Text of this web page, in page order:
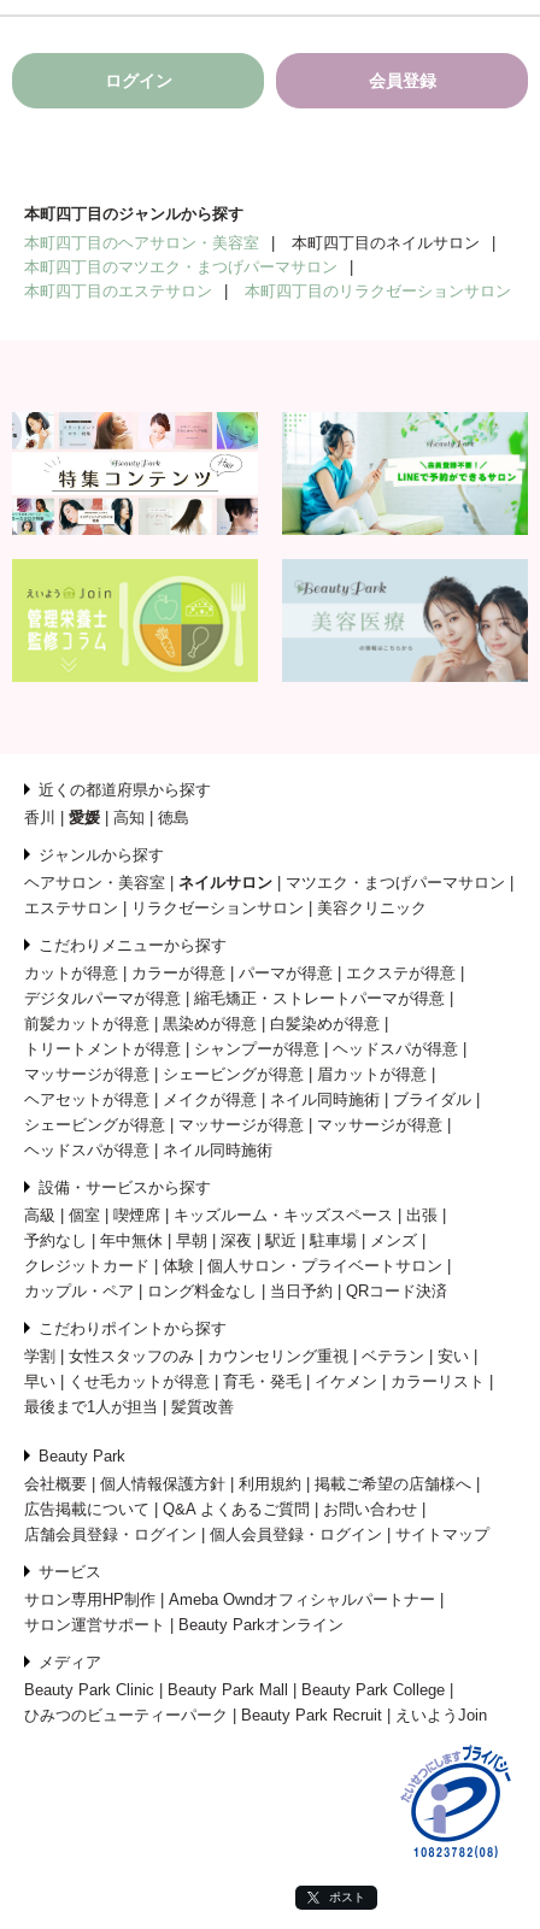
ログイン 会員登録
本町四丁目のジャンルから探す
本町四丁目のヘアサロン・美容室
本町四丁目のネイルサロン
本町四丁目のマツエク・まつげパーマサロン
本町四丁目のエステサロン
本町四丁目のリラクゼーションサロン
近くの都道府県から探す
香川
愛媛 高知 徳島
ジャンルから探す
ヘアサロン・美容室
ネイルサロン
マツエク・まつげパーマサロン
エステサロン
リラクゼーションサロン 美容クリニック
こだわりメニューから探す
カットが得意
カラーが得意 パーマが得意
エクステが得意
デジタルパーマが得意
縮毛矯正・ストレートパーマが得意
前髪カットが得意
黒染めが得意
白髪染めが得意
トリートメントが得意
シャンプーが得意
ヘッドスパが得意
マッサージが得意
シェービングが得意
眉カットが得意
ヘアセットが得意
メイクが得意 ネイル同時施術
ブライダル
シェービングが得意
マッサージが得意
マッサージが得意
ヘッドスパが得意
ネイル同時施術
設備・サービスから探す
高級
個室 喫煙席 キッズルーム・キッズスペース
出張
予約なし
年中無休 早朝 深夜 駅近 駐車場
メンズ
クレジットカード
体験
個人サロン・プライベートサロン
カップル・ペア
ロング料金なし 当日予約 QRコード決済
こだわりポイントから探す
学割
女性スタッフのみ カウンセリング重視 ベテラン
安い
早い
くせ毛カットが得意 育毛・発毛 イケメン
カラーリスト
最後まで1人が担当
髪質改善
Beauty Park
会社概要
個人情報保護方針 利用規約
掲載ご希望の店舗様へ
広告掲載について
Q&A よくあるご質問
お問い合わせ
店舗会員登録・ログイン
個人会員登録・ログイン サイトマップ
サービス
サロン専用HP制作
Ameba Owndオフィシャルパートナー
サロン運営サポート
Beauty Parkオンライン
メディア
Beauty Park Clinic
Beauty Park Mall
Beauty Park College
ひみつのビューティーパーク
Beauty Park Recruit えいようJoin
ポスト